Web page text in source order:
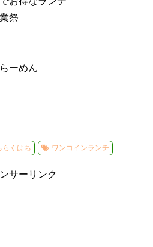
祭
ーめん
らくはち ワンコインランチ
サーリンク